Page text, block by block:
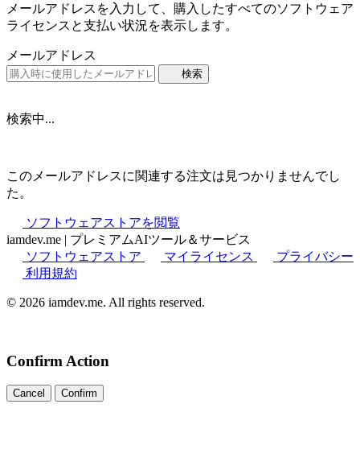
メールアドレスを入力して、購入したすべてのソフトウェア
ライセンスと支払い状況を表示します。
メールアドレス
検索
検索中...
このメールアドレスに関連する注文は見つかりませんでし
た。
ソフトウェアストアを閲覧
iamdev.me | プレミアムAIツール＆サービス
ソフトウェアストア
マイライセンス
プライバシー
利用規約
© 2026 iamdev.me. All rights reserved.
Confirm Action
Cancel Confirm